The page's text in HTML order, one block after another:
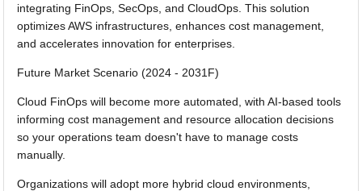
integrating FinOps, SecOps, and CloudOps. This solution
optimizes AWS infrastructures, enhances cost management,
and accelerates innovation for enterprises.
Future Market Scenario (2024 - 2031F)
Cloud FinOps will become more automated, with AI-based tools
informing cost management and resource allocation decisions
so your operations team doesn't have to manage costs
manually.
Organizations will adopt more hybrid cloud environments,